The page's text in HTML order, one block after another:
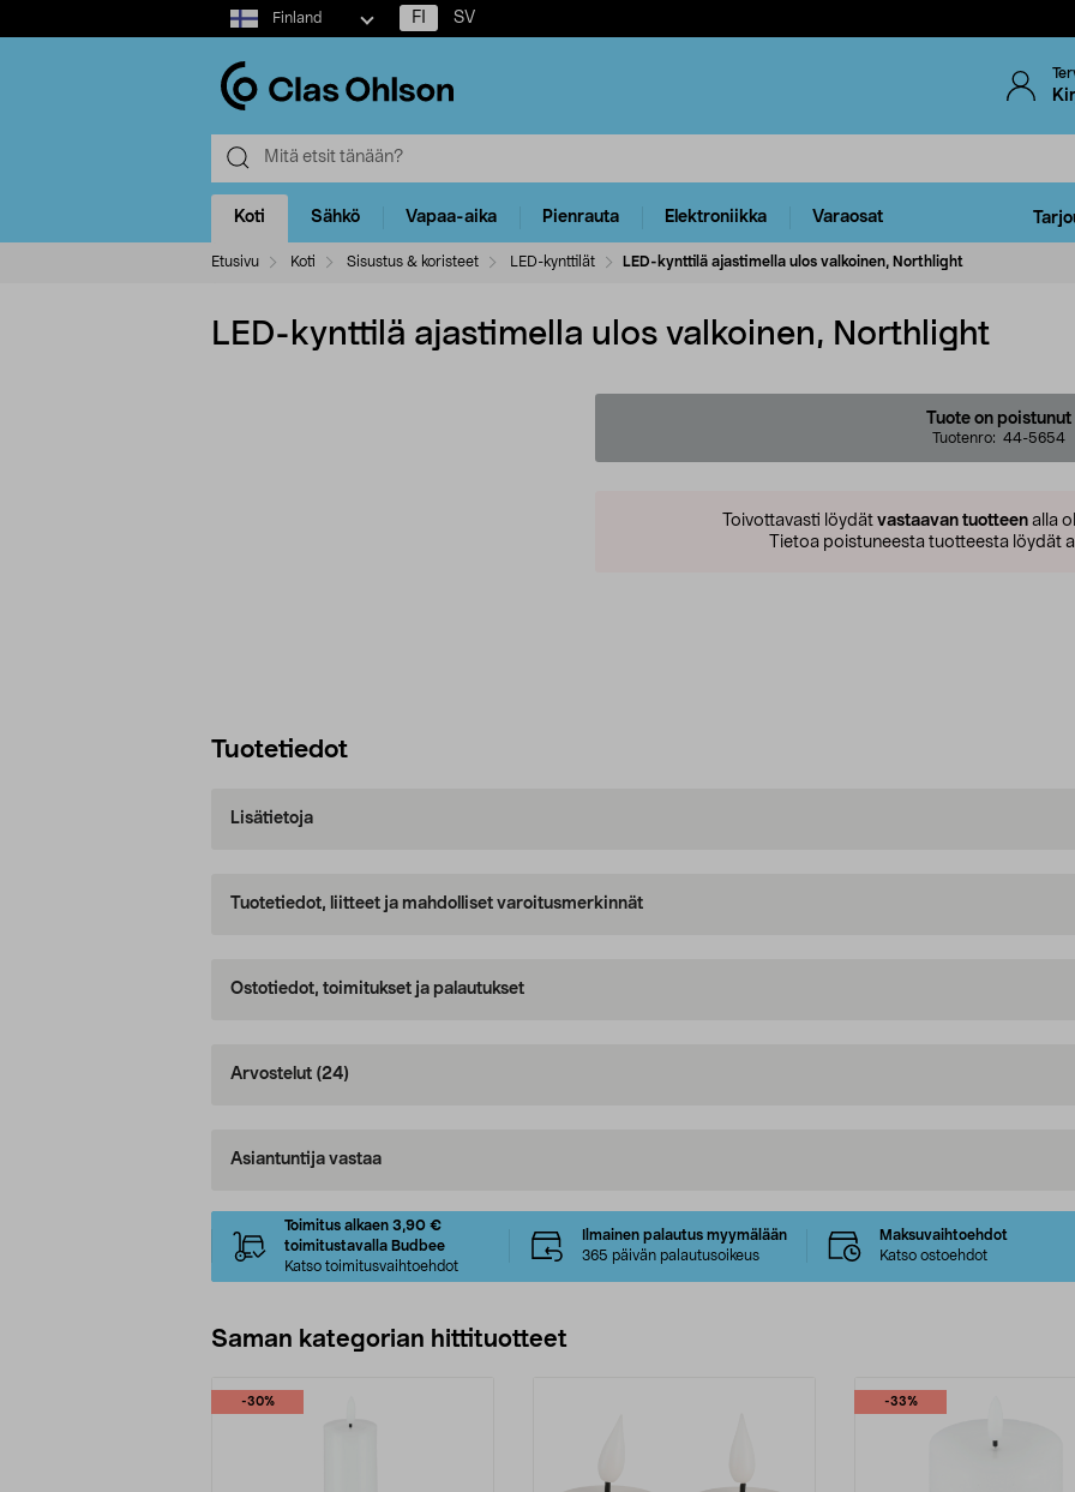
Select
market
Finland FI SV
Koti Sähkö Vapaa-aika Pienrauta Elektroniikka Varaosat
Etusivu Koti Sisustus & koristeet LED-kynttilät LED-kynttilä ajastimella ulos valkoinen, Northlight
LED-kynttilä ajastimella ulos valkoinen, Northlight
Tuote on poistunut
Tuotenro: 44-5654
Toivottavasti löydät vastaavan tuotteen alla
Tietoa poistuneesta tuotteesta löydät
Tuotetiedot
Lisätietoja
Tuotetiedot, liitteet ja mahdolliset varoitusmerkinnät
Ostotiedot, toimitukset ja palautukset
Arvostelut (24)
Asiantuntija vastaa
Toimitus alkaen 3,90 €
toimitustavalla Budbee
Katso toimitusvaihtoehdot
Ilmainen palautus myymälään
365 päivän palautusoikeus
Maksuvaihtoehdot
Katso ostoehdot
Saman kategorian hittituotteet
-30% -33%